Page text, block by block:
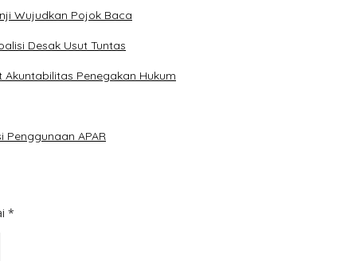
Wujudkan Pojok Baca
Desak Usut Tuntas
Akuntabilitas Penegakan Hukum
Penggunaan APAR
*